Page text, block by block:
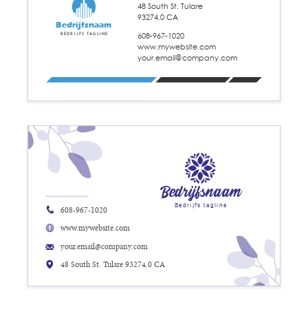
your.email@company.com
608-967-1020
www.mywebsite.com
48 South St. Tulare
93274.0 CA
Bedrijfsnaam
Bedrijfs tagline
48 South St. Tulare 93274.0 CA
www.mywebsite.com
your.email@company.com
608-967-1020
Bedrijfsnaam
Bedrijfs tagline